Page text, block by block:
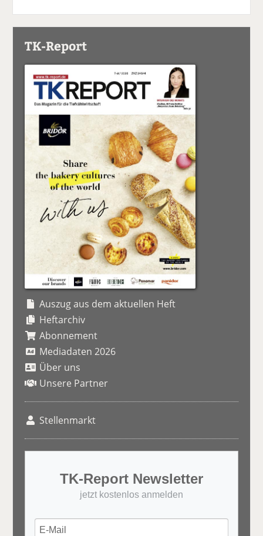
TK-Report
Auszug aus dem aktuellen Heft
Heftarchiv
Abonnement
Mediadaten 2026
Über uns
Unsere Partner
Stellenmarkt
TK-Report Newsletter
jetzt kostenlos anmelden